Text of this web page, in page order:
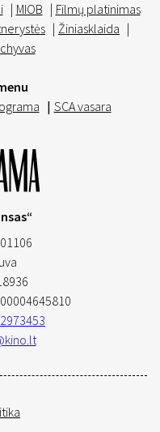
| MIOB | Filmų platinimas
| Žiniasklaida |
| SCA vasara